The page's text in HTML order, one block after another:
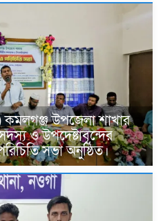
কমলগঞ্জ উপজেলা শাখার
ও উপদেষ্টাবৃন্দের
সভা অনুষ্ঠিত।